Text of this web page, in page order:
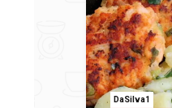
DaSilva1